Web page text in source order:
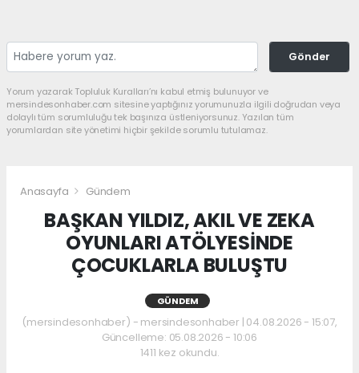
Gönder
Yorum yazarak Topluluk Kuralları’nı kabul etmiş bulunuyor ve
mersindesonhaber.com sitesine yaptığınız yorumunuzla ilgili doğrudan veya
dolaylı tüm sorumluluğu tek başınıza üstleniyorsunuz. Yazılan tüm
yorumlardan site yönetimi hiçbir şekilde sorumlu tutulamaz.
Anasayfa Gündem
BAŞKAN YILDIZ, AKIL VE ZEKA
OYUNLARI ATÖLYESİNDE
ÇOCUKLARLA BULUŞTU
GÜNDEM
(mersindesonhaber) - mersindesonhaber | 04.08.2026 - 15:07,
Güncelleme: 05.08.2026 - 10:06
1411 kez okundu.